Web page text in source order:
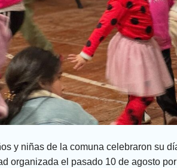
y niñas de la comuna celebraron su
organizada el pasado 10 de agosto